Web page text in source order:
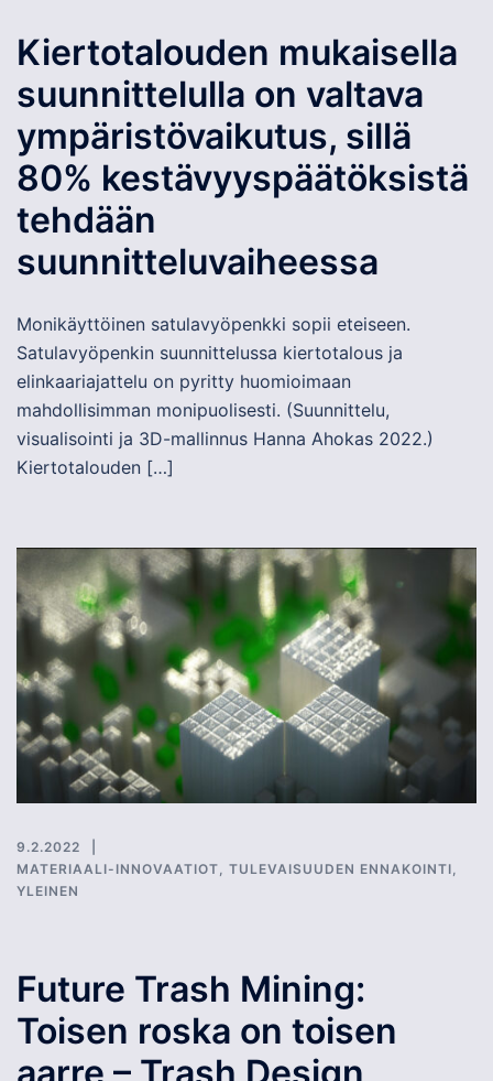
Kiertotalouden mukaisella
suunnittelulla on valtava
ympäristövaikutus, sillä
80% kestävyyspäätöksistä
tehdään
suunnitteluvaiheessa
Monikäyttöinen satulavyöpenkki sopii eteiseen.
Satulavyöpenkin suunnittelussa kiertotalous ja
elinkaariajattelu on pyritty huomioimaan
mahdollisimman monipuolisesti. (Suunnittelu,
visualisointi ja 3D-mallinnus Hanna Ahokas 2022.)
Kiertotalouden […]
9.2.2022
MATERIAALI-INNOVAATIOT, TULEVAISUUDEN ENNAKOINTI,
YLEINEN
Future Trash Mining:
Toisen roska on toisen